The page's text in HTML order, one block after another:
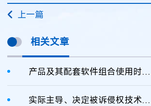
上一篇
相关文章
产品及其配套软件组合使用时被诉侵权技术方案的确定 附二审判决书原文
实际主导、决定被诉侵权技术方案的主体属于 被诉侵权产品的制造者